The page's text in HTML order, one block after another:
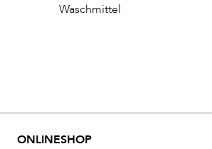
Waschmittel
ONLINESHOP